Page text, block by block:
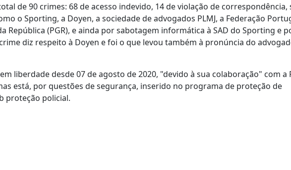
de 90 crimes: 68 de acesso indevido, 14 de violação de correspondência,
o Sporting, a Doyen, a sociedade de advogados PLMJ, a Federação
República (PGR), e ainda por sabotagem informática à SAD do Sporting e
diz respeito à Doyen e foi o que levou também à pronúncia do
liberdade desde 07 de agosto de 2020, "devido à sua colaboração" com a
está, por questões de segurança, inserido no programa de proteção de
proteção policial.